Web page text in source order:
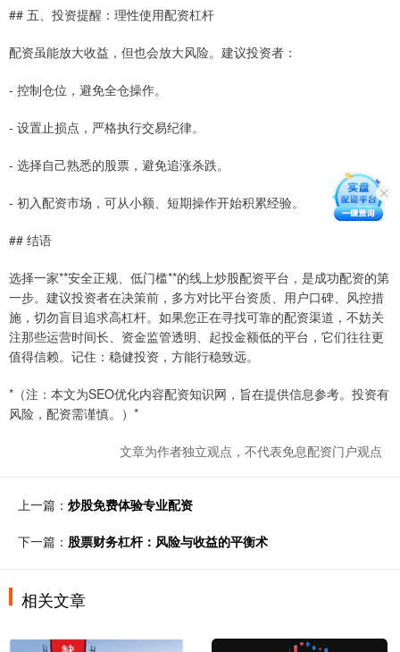
## 五、投资提醒：理性使用配资杠杆
配资虽能放大收益，但也会放大风险。建议投资者：
- 控制仓位，避免全仓操作。
- 设置止损点，严格执行交易纪律。
- 选择自己熟悉的股票，避免追涨杀跌。
- 初入配资市场，可从小额、短期操作开始积累经验。
## 结语
选择一家**安全正规、低门槛**的线上炒股配资平台，是成功配资的第
一步。建议投资者在决策前，多方对比平台资质、用户口碑、风控措
施，切勿盲目追求高杠杆。如果您正在寻找可靠的配资渠道，不妨关
注那些运营时间长、资金监管透明、起投金额低的平台，它们往往更
值得信赖。记住：稳健投资，方能行稳致远。
*（注：本文为SEO优化内容配资知识网，旨在提供信息参考。投资有
风险，配资需谨慎。）*
文章为作者独立观点，不代表免息配资门户观点
上一篇： 炒股免费体验专业配资
下一篇： 股票财务杠杆：风险与收益的平衡术
相关文章